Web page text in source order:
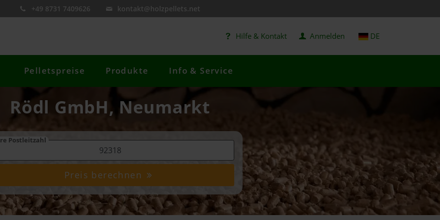
+49 8731 7409626 kontakt@holzpellets.net
Hilfe & Kontakt Anmelden DE
Pelletspreise Produkte Info & Service
Rödl GmbH, Neumarkt
Postleitzahl
Preis berechnen